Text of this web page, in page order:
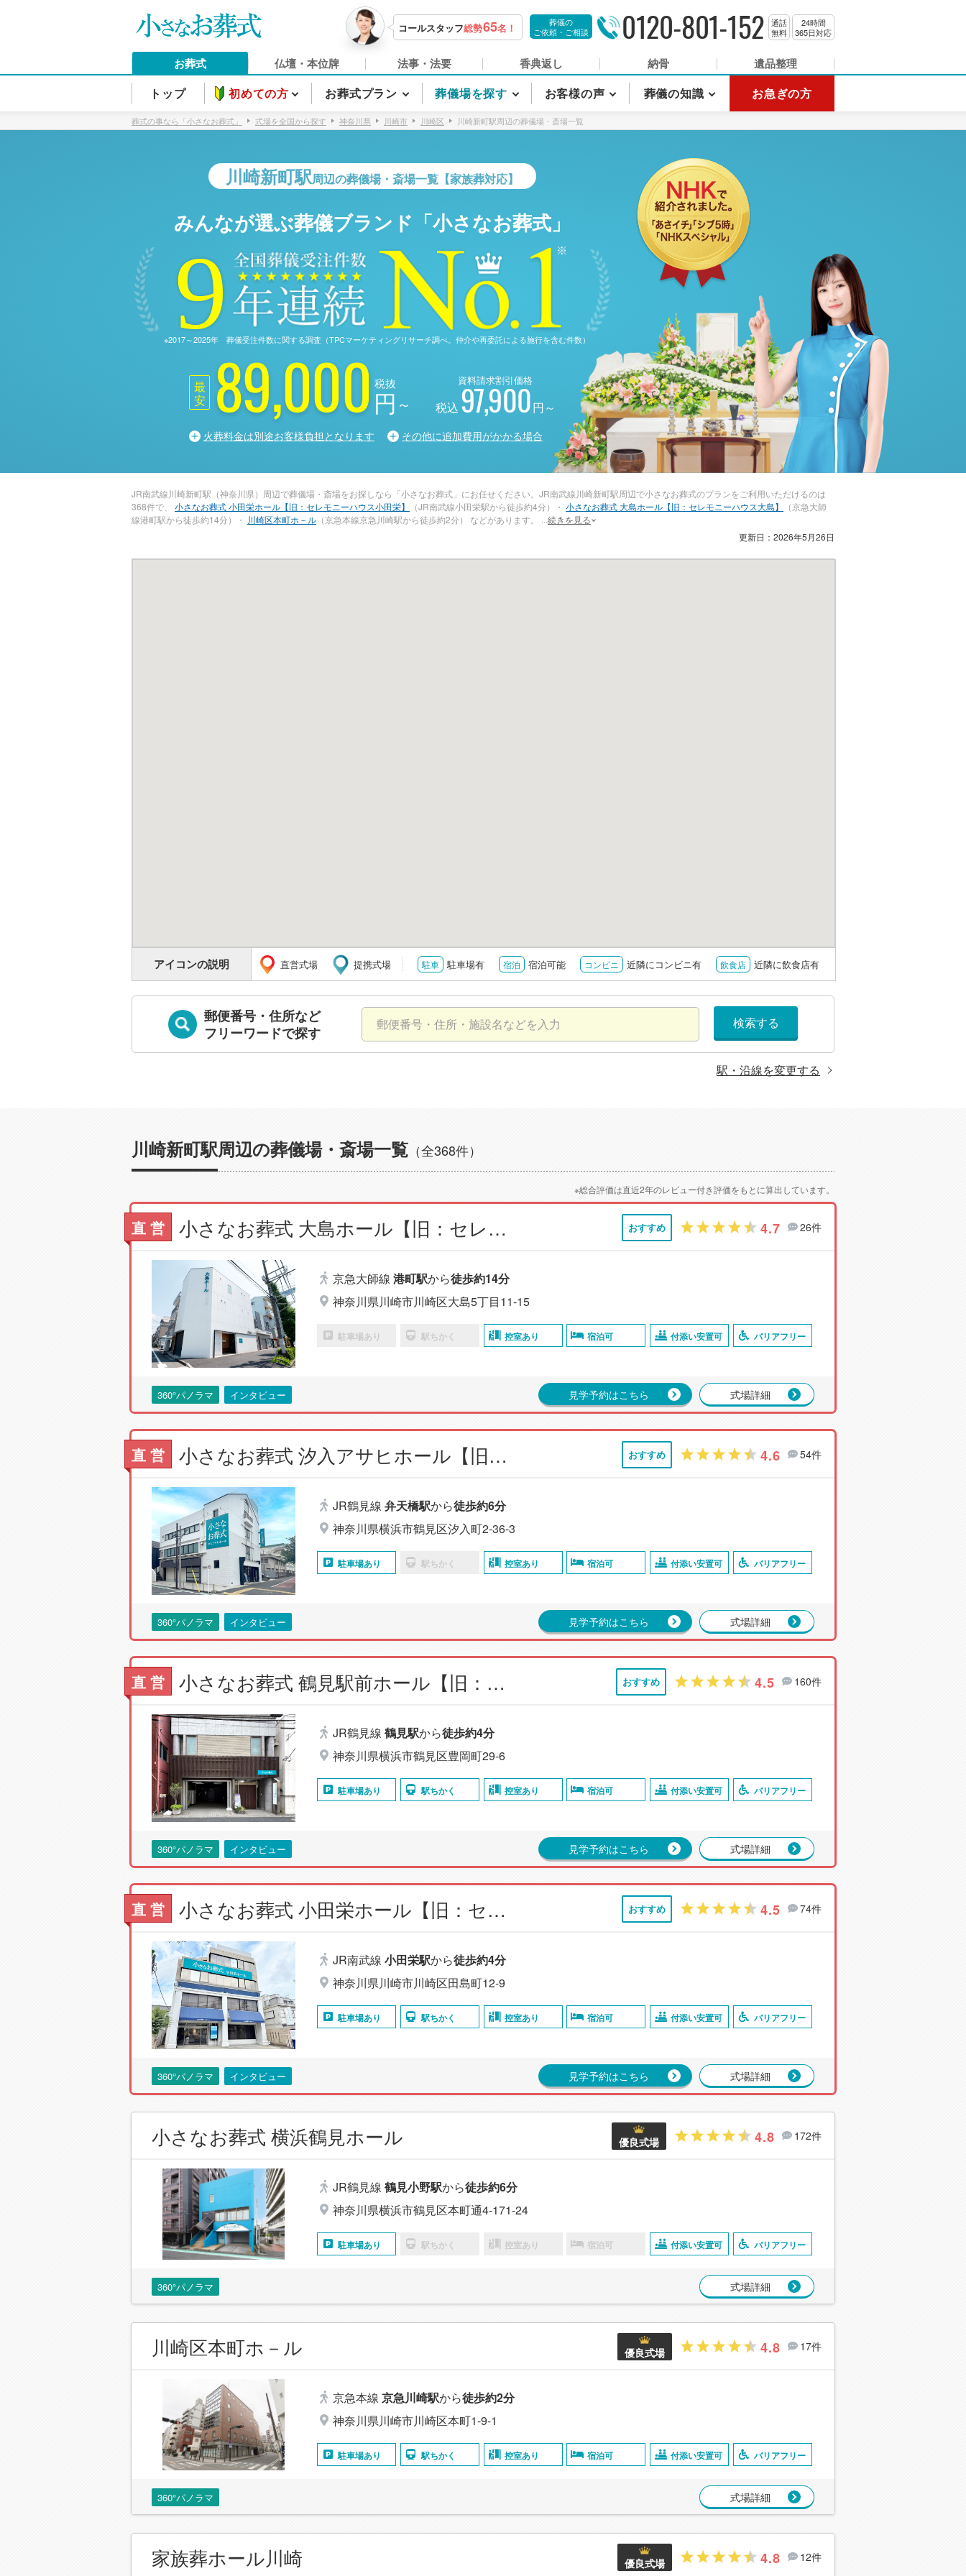
コールスタッフ総勢65名！
葬儀の
ご依頼・ご相談
0120-801-152
通話
無料
24時間
365日対応
お葬式 仏壇・本位牌 法事・法要 香典返し 納骨 遺品整理
トップ 初めての方 お葬式プラン 葬儀場を探す お客様の声 葬儀の知識 お急ぎの方
葬式の事なら「小さなお葬式」 式場を全国から探す 神奈川県 川崎市 川崎区 川崎新町駅周辺の葬儀場・斎場一覧
川崎新町駅周辺の葬儀場・斎場一覧【家族葬対応】
みんなが選ぶ葬儀ブランド「小さなお葬式」
9
※2017～2025年 葬儀受注件数に関する調査（TPCマーケティングリサーチ調べ。仲介や再委託による施行を含む件数）
最
安
89,000円 ～
税抜 資料請求割引価格
税込97,900円～
火葬料金は別途お客様負担となります その他に追加費用がかかる場合
JR南武線川崎新町駅（神奈川県）周辺で葬儀場・斎場をお探しなら「小さなお葬式」にお任せください。JR南武線川崎新町駅周辺で小さなお葬式のプランをご利用いただけるのは
368件で、 小さなお葬式 小田栄ホール【旧：セレモニーハウス小田栄】 （JR南武線小田栄駅から徒歩約4分）・ 小さなお葬式 大島ホール【旧：セレモニーハウス大島】
（京急大師
線港町駅から徒歩約14分）・ 川崎区本町ホ－ル （京急本線京急川崎駅から徒歩約2分） などがあります。
続きを見る
更新日：2026年5月26日
アイコンの説明 直営式場 提携式場 駐車 駐車場有 宿泊 宿泊可能 コンビニ 近隣にコンビニ有 飲食店 近隣に飲食店有
郵便番号・住所など
フリーワードで探す
検索する
駅・沿線を変更する
川崎新町駅周辺の葬儀場・斎場一覧 （全368件）
※総合評価は直近2年のレビュー付き評価をもとに算出しています。
直 営 小さなお葬式 大島ホール【旧：セレモニーハウス大島】 おすすめ 4.7 26件
京急大師線 港町駅から徒歩約14分
神奈川県川崎市川崎区大島5丁目11-15
駐車場あり 駅ちかく 控室あり 宿泊可 付添い安置可 バリアフリー
360°パノラマ インタビュー 見学予約はこちら 式場詳細
直 営 小さなお葬式 汐入アサヒホール【旧：セレモニーハウス汐入アサヒ】 おすすめ 4.6 54件
JR鶴見線 弁天橋駅から徒歩約6分
神奈川県横浜市鶴見区汐入町2-36-3
駐車場あり 駅ちかく 控室あり 宿泊可 付添い安置可 バリアフリー
360°パノラマ インタビュー 見学予約はこちら 式場詳細
直 営 小さなお葬式 鶴見駅前ホール【旧：セレモニーハウス鶴見】 おすすめ 4.5 160件
JR鶴見線 鶴見駅から徒歩約4分
神奈川県横浜市鶴見区豊岡町29-6
駐車場あり 駅ちかく 控室あり 宿泊可 付添い安置可 バリアフリー
360°パノラマ インタビュー 見学予約はこちら 式場詳細
直 営 小さなお葬式 小田栄ホール【旧：セレモニーハウス小田栄】 おすすめ 4.5 74件
JR南武線 小田栄駅から徒歩約4分
神奈川県川崎市川崎区田島町12-9
駐車場あり 駅ちかく 控室あり 宿泊可 付添い安置可 バリアフリー
360°パノラマ インタビュー 見学予約はこちら 式場詳細
小さなお葬式 横浜鶴見ホール 優良式場 4.8 172件
JR鶴見線 鶴見小野駅から徒歩約6分
神奈川県横浜市鶴見区本町通4-171-24
駐車場あり 駅ちかく 控室あり 宿泊可 付添い安置可 バリアフリー
360°パノラマ 式場詳細
川崎区本町ホ－ル 優良式場 4.8 17件
京急本線 京急川崎駅から徒歩約2分
神奈川県川崎市川崎区本町1-9-1
駐車場あり 駅ちかく 控室あり 宿泊可 付添い安置可 バリアフリー
360°パノラマ 式場詳細
家族葬ホール川崎 優良式場 4.8 12件